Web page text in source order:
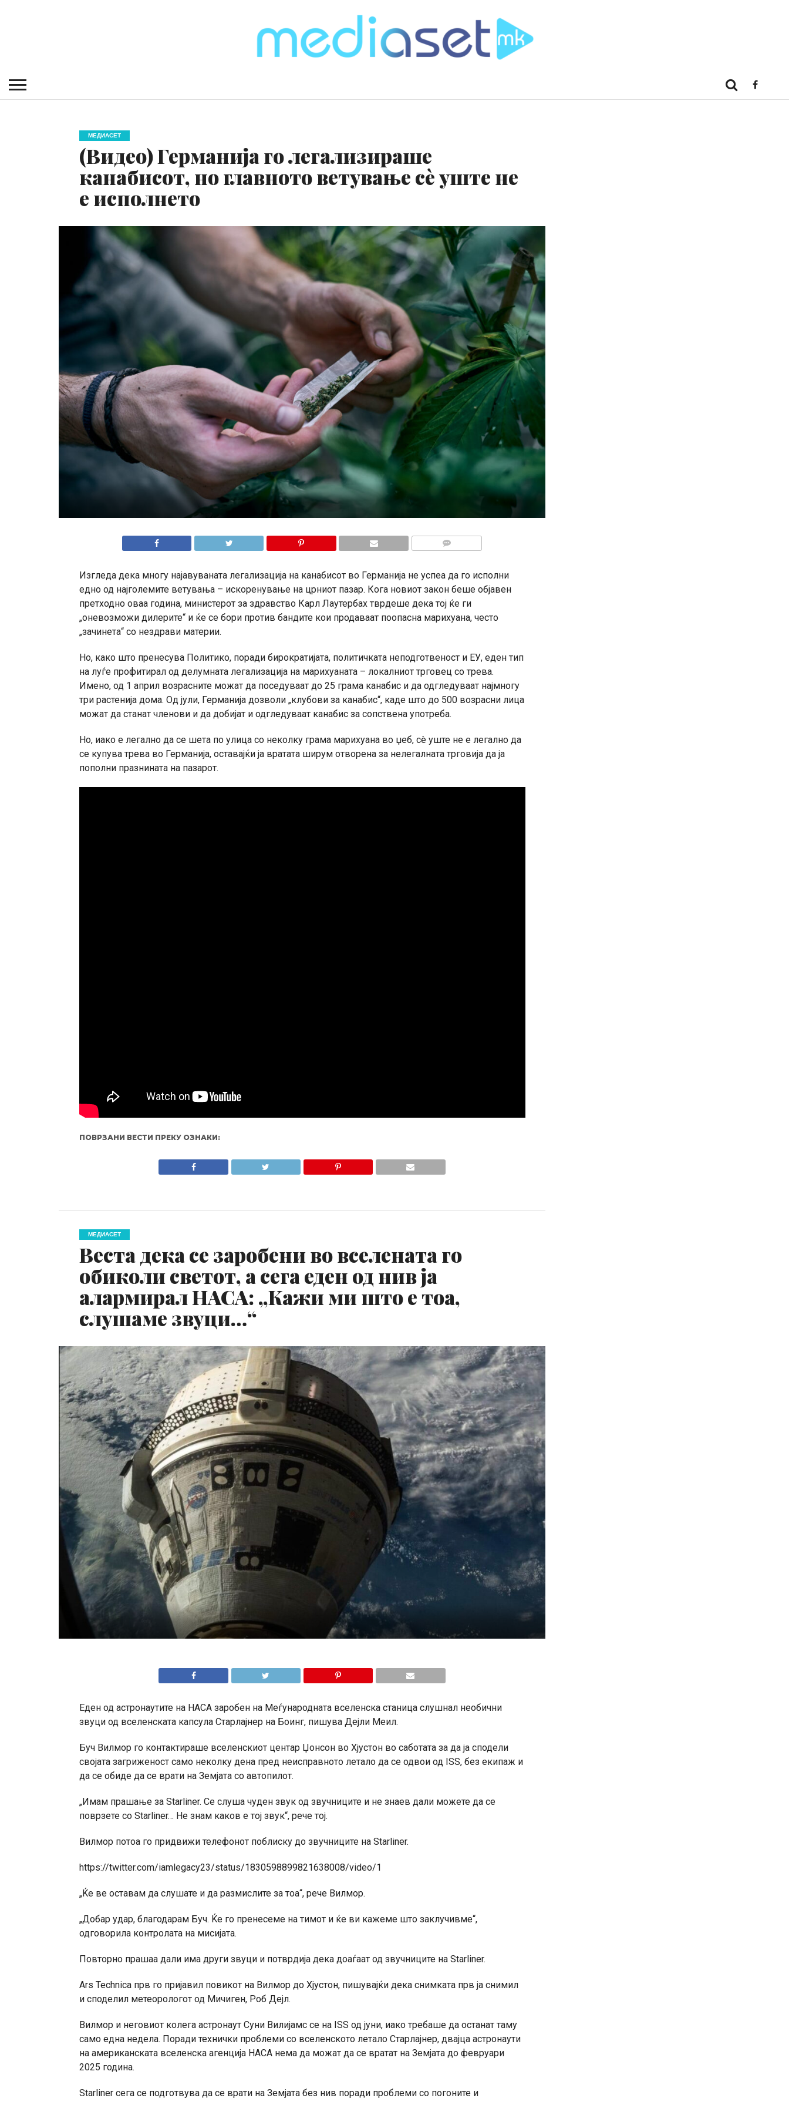
МЕДИАСЕТ
(Видео) Германија го легализираше
канабисот, но главното ветување сè уште не
е исполнето
Изгледа дека многу најавуваната легализација на канабисот во Германија не успеа да го исполни
едно од најголемите ветувања – искоренување на црниот пазар. Кога новиот закон беше објавен
претходно оваа година, министерот за здравство Карл Лаутербах тврдеше дека тој ќе ги
„оневозможи дилерите“ и ќе се бори против бандите кои продаваат поопасна марихуана, често
„зачинета“ со нездрави материи.
Но, како што пренесува Политико, поради бирократијата, политичката неподготвеност и ЕУ, еден тип
на луѓе профитирал од делумната легализација на марихуаната – локалниот трговец со трева.
Имено, од 1 април возрасните можат да поседуваат до 25 грама канабис и да одгледуваат најмногу
три растенија дома. Од јули, Германија дозволи „клубови за канабис“, каде што до 500 возрасни лица
можат да станат членови и да добијат и одгледуваат канабис за сопствена употреба.
Но, иако е легално да се шета по улица со неколку грама марихуана во џеб, сè уште не е легално да
се купува трева во Германија, оставајќи ја вратата ширум отворена за нелегалната трговија да ја
пополни празнината на пазарот.
ПОВРЗАНИ ВЕСТИ ПРЕКУ ОЗНАКИ:
МЕДИАСЕТ
Веста дека се заробени во вселената го
обиколи светот, а сега еден од нив ја
алармирал НАСА: „Кажи ми што е тоа,
слушаме звуци…“
Еден од астронаутите на НАСА заробен на Меѓународната вселенска станица слушнал необични
звуци од вселенската капсула Старлајнер на Боинг, пишува Дејли Меил.
Буч Вилмор го контактираше вселенскиот центар Џонсон во Хјустон во саботата за да ја сподели
својата загриженост само неколку дена пред неисправното летало да се одвои од ISS, без екипаж и
да се обиде да се врати на Земјата со автопилот.
„Имам прашање за Starliner. Се слуша чуден звук од звучниците и не знаев дали можете да се
поврзете со Starliner… Не знам каков е тој звук“, рече тој.
Вилмор потоа го придвижи телефонот поблиску до звучниците на Starliner.
https://twitter.com/iamlegacy23/status/1830598899821638008/video/1
„Ќе ве оставам да слушате и да размислите за тоа“, рече Вилмор.
„Добар удар, благодарам Буч. Ќе го пренесеме на тимот и ќе ви кажеме што заклучивме“,
одговорила контролата на мисијата.
Повторно прашаа дали има други звуци и потврдија дека доаѓаат од звучниците на Starliner.
Ars Technica прв го пријавил повикот на Вилмор до Хјустон, пишувајќи дека снимката прв ја снимил
и споделил метеорологот од Мичиген, Роб Дејл.
Вилмор и неговиот колега астронаут Суни Вилијамс се на ISS од јуни, иако требаше да останат таму
само една недела. Поради технички проблеми со вселенското летало Старлајнер, двајца астронаути
на американската вселенска агенција НАСА нема да можат да се вратат на Земјата до февруари
2025 година.
Starliner сега се подготвува да се врати на Земјата без нив поради проблеми со погоните и